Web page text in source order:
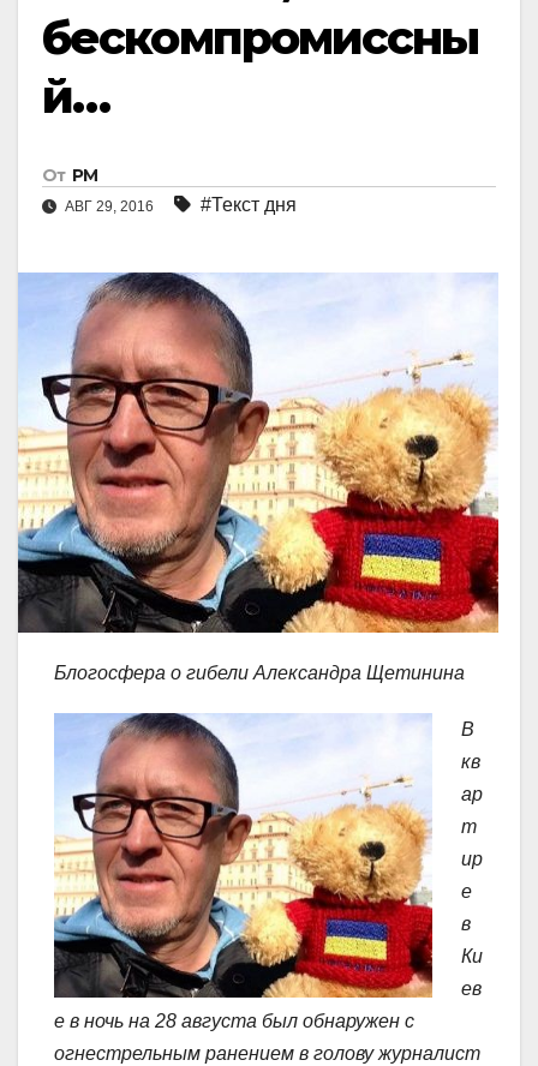
бескомпромиссны
й…
От РМ
АВГ 29, 2016 #Текст дня
Блогосфера о гибели Александра Щетинина
В
кв
ар
т
ир
е
в
Ки
ев
е в ночь на 28 августа был обнаружен с
огнестрельным ранением в голову журналист